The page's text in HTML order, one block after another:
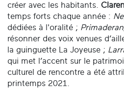
créer avec les habitants.
temps forts chaque année :
dédiées à l'oralité ; Primaderan
résonner des voix venues
la guinguette La Joyeuse ;
qui met l’accent sur le
culturel de rencontre a été
printemps 2021.